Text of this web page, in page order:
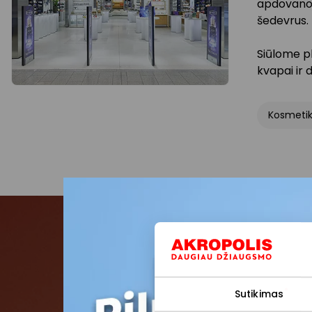
Sutikimas
šedevrus.
Siūlome
kvapai ir
Pirmieji